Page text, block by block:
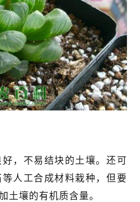
，不易结块的土壤。还可
人工合成材料栽种，但要
土壤的有机质含量。